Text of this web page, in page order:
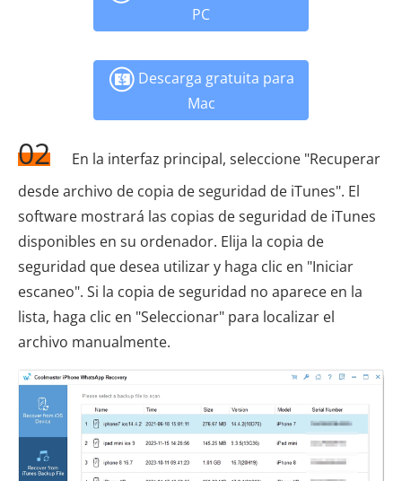
PC
Descarga gratuita para
Mac
02
En la interfaz principal, seleccione "Recuperar
desde archivo de copia de seguridad de iTunes". El
software mostrará las copias de seguridad de iTunes
disponibles en su ordenador. Elija la copia de
seguridad que desea utilizar y haga clic en "Iniciar
escaneo". Si la copia de seguridad no aparece en la
lista, haga clic en "Seleccionar" para localizar el
archivo manualmente.